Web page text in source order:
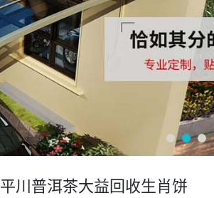
平川普洱茶大益回收生肖饼